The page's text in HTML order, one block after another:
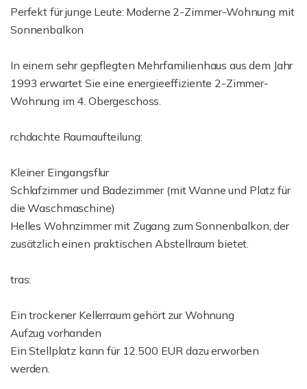
Perfekt für junge Leute: Moderne 2-Zimmer-Wohnung mit
Sonnenbalkon
In einem sehr gepflegten Mehrfamilienhaus aus dem Jahr
1993 erwartet Sie eine energieeffiziente 2-Zimmer-
Wohnung im 4. Obergeschoss.
rchdachte Raumaufteilung:
Kleiner Eingangsflur
Schlafzimmer und Badezimmer (mit Wanne und Platz für
die Waschmaschine)
Helles Wohnzimmer mit Zugang zum Sonnenbalkon, der
zusätzlich einen praktischen Abstellraum bietet.
tras:
Ein trockener Kellerraum gehört zur Wohnung
Aufzug vorhanden
Ein Stellplatz kann für 12.500 EUR dazu erworben
werden.